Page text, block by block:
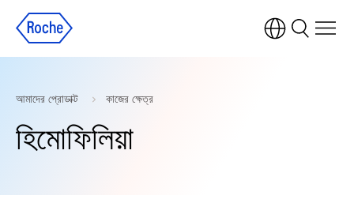
আমাদের প্রোডাক্ট কাজের ক্ষেত্র
হিমোফিলিয়া